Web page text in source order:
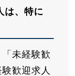
は、特に
未経験歓
歓迎求人